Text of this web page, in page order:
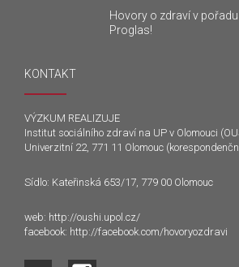
Hovory o zdraví v
Proglas!
KONTAKT
VÝZKUM REALIZUJE
Institut sociálního zdraví na UP v Olomouci
Univerzitní 22, 771 11 Olomouc
Sídlo: Kateřinská 653/17, 779 00 Olomouc
web: http://oushi.upol.cz/
facebook: http://facebook.com/hovoryozdravi